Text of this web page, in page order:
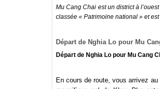
Mu Cang Chai est un district à
classée « Patrimoine national » et
Départ de Nghia Lo pour Mu
Départ de Nghia Lo pour Mu Cang
En cours de route, vous arrivez